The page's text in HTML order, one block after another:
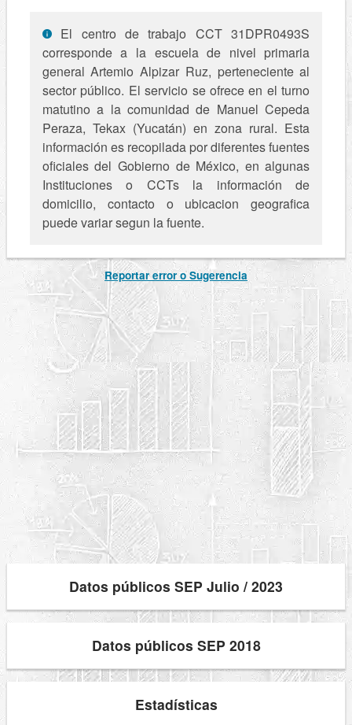
El centro de trabajo CCT 31DPR0493S
corresponde a la escuela de nivel primaria
general Artemio Alpizar Ruz, perteneciente al
sector público. El servicio se ofrece en el turno
matutino a la comunidad de Manuel Cepeda
Peraza, Tekax (Yucatán) en zona rural. Esta
información es recopilada por diferentes fuentes
oficiales del Gobierno de México, en algunas
Instituciones o CCTs la información de
domicilio, contacto o ubicacion geografica
puede variar segun la fuente.
Reportar error o Sugerencia
Datos públicos SEP Julio / 2023
Datos públicos SEP 2018
Estadísticas